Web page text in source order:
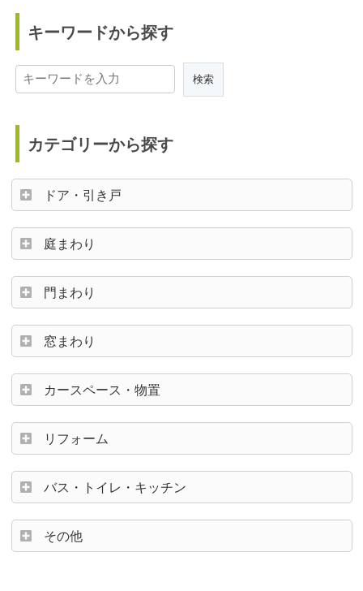
キーワードから探す
カテゴリーから探す
ドア・引き戸
庭まわり
門まわり
窓まわり
カースペース・物置
リフォーム
バス・トイレ・キッチン
その他